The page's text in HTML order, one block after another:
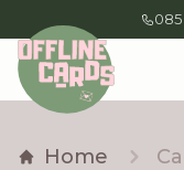
085
Home